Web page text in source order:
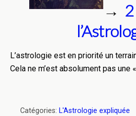
→
L’astrologie est en priorité un
Cela ne m’est absolument pas une
Catégories: L'Astrologie expliquée